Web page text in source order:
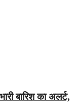
बारिश का अलर्ट,